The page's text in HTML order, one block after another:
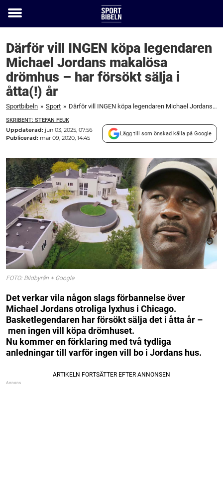
Toggle
Därför vill INGEN köpa legendaren
Michael Jordans makalösa
drömhus – har försökt sälja i
åtta(!) år
Sportbibeln » Sport » Därför vill INGEN köpa legendaren Michael Jordans makalösa drömhus – har försökt sälja i åtta(!) år
SKRIBENT: STEFAN FEUK
Uppdaterad: jun 03, 2025, 07:56
Publicerad: mar 09, 2020, 14:45
Lägg till som önskad källa på Google
FOTO: Bildbyrån + Google
Det verkar vila någon slags förbannelse över
Michael Jordans otroliga lyxhus i Chicago.
Basketlegendaren har försökt sälja det i åtta år –
men ingen vill köpa drömhuset.
Nu kommer en förklaring med två tydliga
anledningar till varför ingen vill bo i Jordans hus.